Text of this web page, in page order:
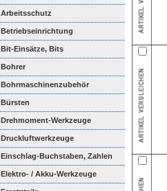
Arbeitsschutz
Betriebseinrichtung
Bit-Einsätze, Bits
Bohrer
Bohrmaschinenzubehör
Bürsten
Drehmoment-Werkzeuge
Druckluftwerkzeuge
Einschlag-Buchstaben, Zahlen
Elektro- / Akku-Werkzeuge